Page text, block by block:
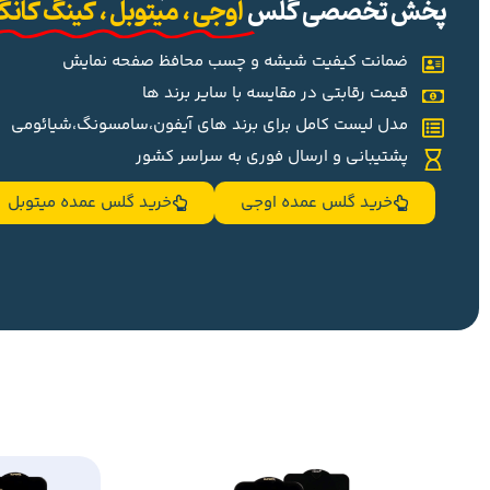
پخش تخصصی گلساوجی ، میتوبل ، کینگ
ضمانت کیفیت شیشه و چسب محافظ صفحه نمایش
قیمت رقابتی در مقایسه با سایر برند ها
مدل لیست کامل برای برند های آیفون،سامسونگ،شیائومی
پشتیبانی و ارسال فوری به سراسر کشور
خرید گلس عمده اوجی
خرید گلس عمده میتوبل